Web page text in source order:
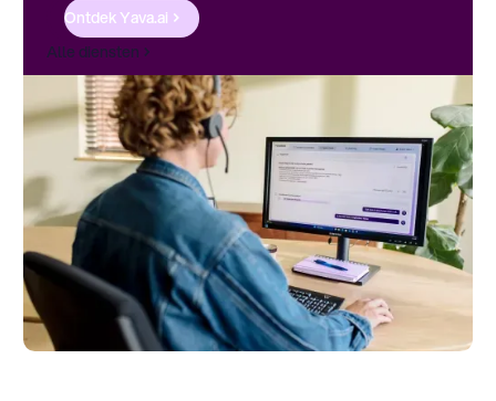
Ontdek Yava.ai
Alle diensten